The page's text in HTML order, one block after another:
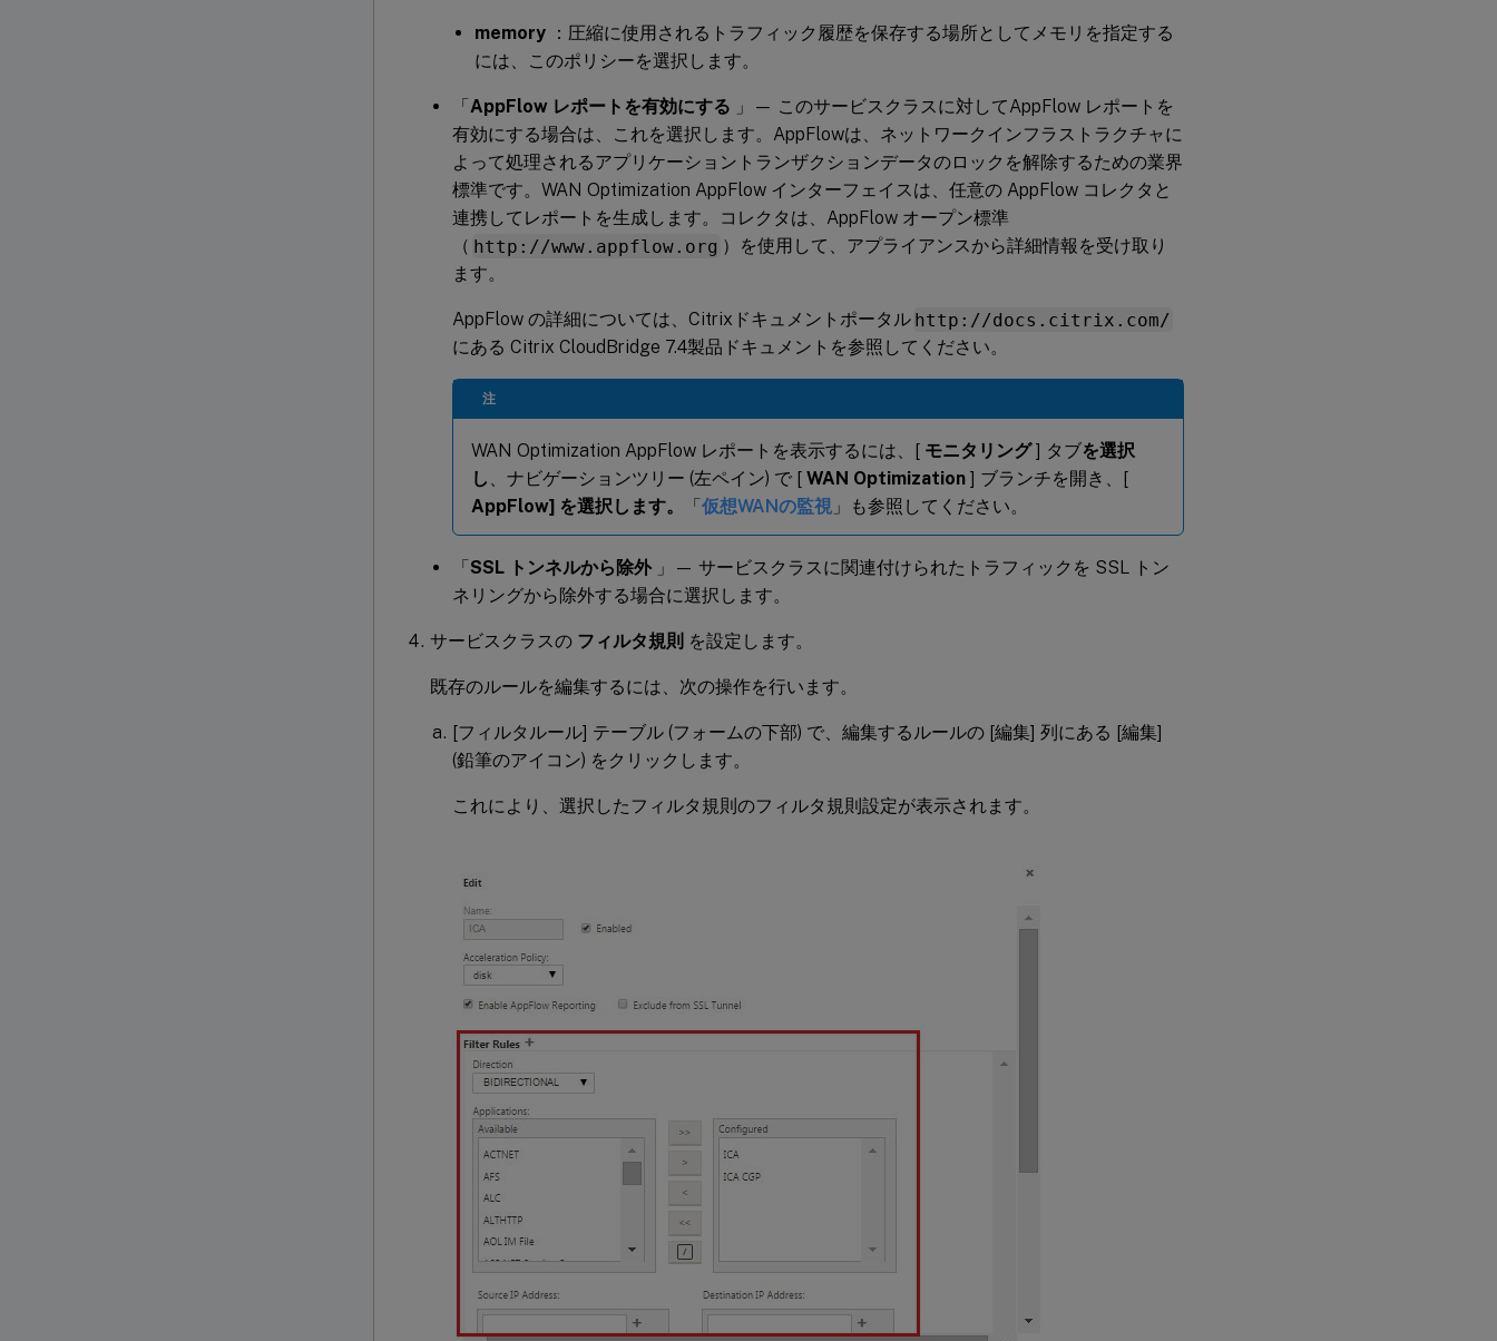
memory ：圧縮に使用されるトラフィック履歴を保存する場所としてメモリを指定する
には、このポリシーを選択します。
「AppFlow レポートを有効にする 」— このサービスクラスに対してAppFlow レポートを
有効にする場合は、これを選択します。AppFlowは、ネットワークインフラストラクチャに
よって処理されるアプリケーショントランザクションデータのロックを解除するための業界
標準です。WAN Optimization AppFlow インターフェイスは、任意の AppFlow コレクタと
連携してレポートを生成します。コレクタは、AppFlow オープン標準
（ http://www.appflow.org ）を使用して、アプライアンスから詳細情報を受け取り
ます。
AppFlow の詳細については、Citrixドキュメントポータル http://docs.citrix.com/
にある Citrix CloudBridge 7.4製品ドキュメントを参照してください。
注
WAN Optimization AppFlow レポートを表示するには、[ モニタリング] タブを選択
し 、ナビゲーションツリー (左ペイン) で [ WAN Optimization ] ブランチを開き、[
AppFlow] を選択します。
「仮想WANの監視 」も参照してください。
「SSL トンネルから除外 」— サービスクラスに関連付けられたトラフィックを SSL トン
ネリングから除外する場合に選択します。
サービスクラスの フィルタ規則 を設定します。
既存のルールを編集するには、次の操作を行います。
[フィルタルール] テーブル (フォームの下部) で、編集するルールの [編集] 列にある [編集]
(鉛筆のアイコン) をクリックします。
これにより、選択したフィルタ規則のフィルタ規則設定が表示されます。